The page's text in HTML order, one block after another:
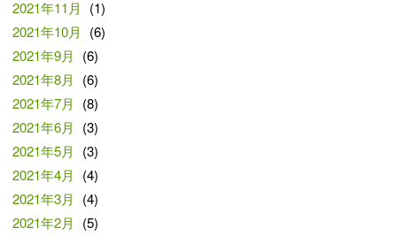
2021年11月
(1)
2021年10月
(6)
2021年9月
(6)
2021年8月
(6)
2021年7月
(8)
2021年6月
(3)
2021年5月
(3)
2021年4月
(4)
2021年3月
(4)
2021年2月
(5)